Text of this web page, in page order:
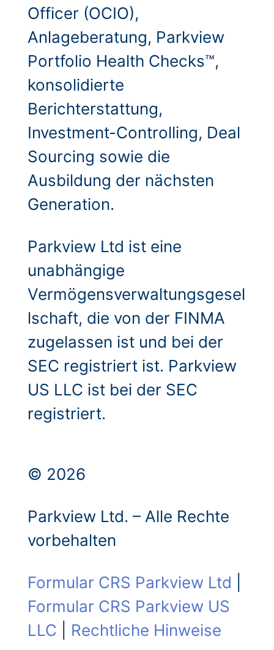
Officer (OCIO),
Anlageberatung, Parkview
Portfolio Health Checks™,
konsolidierte
Berichterstattung,
Investment-Controlling, Deal
Sourcing sowie die
Ausbildung der nächsten
Generation.
Parkview Ltd ist eine
unabhängige
Vermögensverwaltungsgesel
lschaft, die von der FINMA
zugelassen ist und bei der
SEC registriert ist. Parkview
US LLC ist bei der SEC
registriert.
© 2026
Parkview Ltd. – Alle Rechte
vorbehalten
Formular CRS Parkview Ltd
Formular CRS Parkview US
LLC
Rechtliche Hinweise